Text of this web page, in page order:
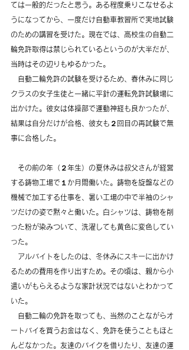
ては一般的だったと思う。ある程度乗りこなせるよ
うになってから、一度だけ自動車教習所で実地試験
のための講習を受けた。現在では、高校生の自動二
輪免許取得は禁じられているというのが大半だが、
当時はその辺りもゆるかった。
自動二輪免許の試験を受けるため、春休みに同じ
クラスの女子生徒と一緒に平針の運転免許試験場に
出かけた。彼女は体操部で運動神経も良かったが、
結果は自分だけが合格、彼女も２回目の再試験で無
事に合格した。
その前の年（２年生）の夏休みは叔父さんが経営
する鋳物工場で１か月間働いた。鋳物を旋盤などの
機械で加工する仕事を、暑い工場の中で半袖のシャ
ツだけの姿で黙々と働いた。白シャツは、鋳物を削
った粉が染みついて、洗濯しても黄色に変色してい
った。
アルバイトをしたのは、冬休みにスキーに出かけ
るための費用を作り出すため。その頃は、親から小
遣いがもらえるような家計状況ではないとわかって
いた。
自動二輪の免許を取っても、当然のことながらオ
ートバイを買うお金はなく、免許を使うこともほと
んどなかった。友達のバイクを借りたり、友達の運